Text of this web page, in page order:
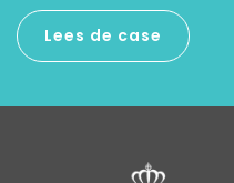
Lees de case